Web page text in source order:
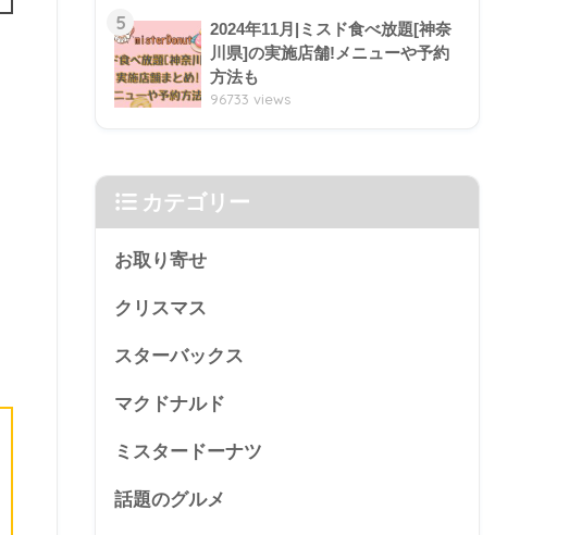
5
2024年11月|ミスド食べ放題[神奈
川県]の実施店舗!メニューや予約
方法も
96733 views
カテゴリー
お取り寄せ
クリスマス
スターバックス
マクドナルド
ミスタードーナツ
話題のグルメ